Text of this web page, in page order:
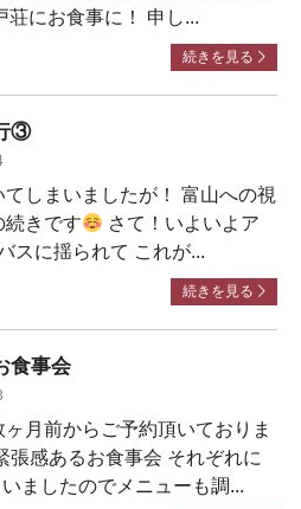
荘にお食事に！ 申し...
続きを見る
③
てしまいましたが！ 富山への視
続きです
さて！いよいよア
スに揺られて これが...
続きを見る
食事会
ヶ月前からご予約頂いておりま
張感あるお食事会 それぞれに
ましたのでメニューも調...